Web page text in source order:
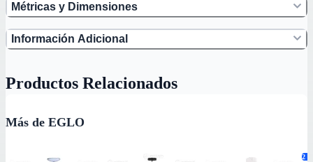
Métricas y Dimensiones
Información Adicional
Productos Relacionados
Más de EGLO
2